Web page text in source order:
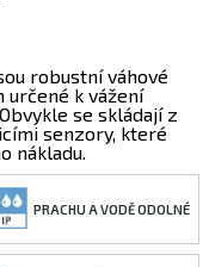
robustní váhové
k vážení
se skládají z
senzory, které
nákladu.
PRACHU A VODĚ ODOLNÉ